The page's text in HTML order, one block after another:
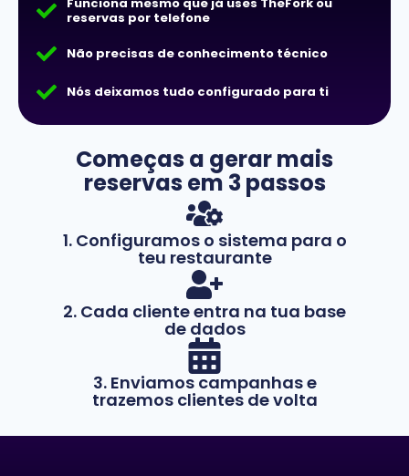
reservas por telefone
Não precisas de conhecimento técnico
Nós deixamos tudo configurado para ti
Começas a gerar mais
reservas em 3 passos
1. Configuramos o sistema para o
teu restaurante
2. Cada cliente entra na tua base
de dados
3. Enviamos campanhas e
trazemos clientes de volta